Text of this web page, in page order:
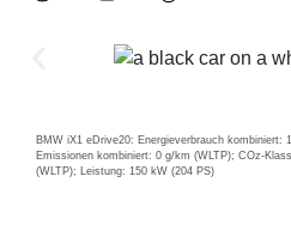
BMW iX1 eDrive20: Energieverbrauch kombiniert:
Emissionen kombiniert: 0 g/km (WLTP); COz-
(WLTP); Leistung: 150 kW (204 PS)